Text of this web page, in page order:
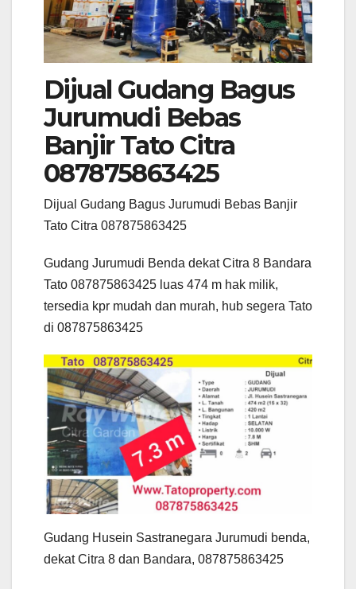
Dijual Gudang Bagus
Jurumudi Bebas
Banjir Tato Citra
087875863425
Dijual Gudang Bagus Jurumudi Bebas Banjir
Tato Citra 087875863425
Gudang Jurumudi Benda dekat Citra 8 Bandara
Tato 087875863425 luas 474 m hak milik,
tersedia kpr mudah dan murah, hub segera Tato
di 087875863425
Gudang Husein Sastranegara Jurumudi benda,
dekat Citra 8 dan Bandara, 087875863425